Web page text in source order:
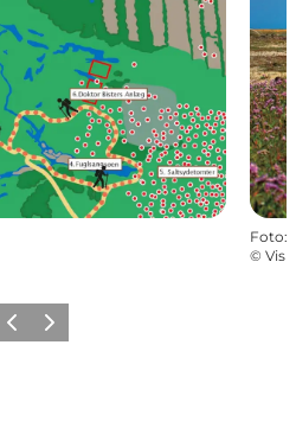
Foto:
©
Precedente
Avanti